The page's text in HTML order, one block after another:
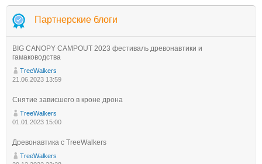
Партнерские блоги
BIG CANOPY CAMPOUT 2023 фестиваль древонавтики и
гамаководства
TreeWalkers
21.06.2023 13:59
Снятие зависшего в кроне дрона
TreeWalkers
01.01.2023 15:00
Древонавтика с TreeWalkers
TreeWalkers